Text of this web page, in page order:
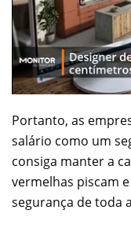
Portanto, as
salário como um
consiga manter a
vermelhas piscam
segurança de toda